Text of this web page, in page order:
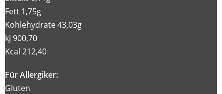
Fett 1,75g
Kohlehydrate 43,03g
kJ 900,70
Kcal 212,40
Für Allergiker:
Gluten